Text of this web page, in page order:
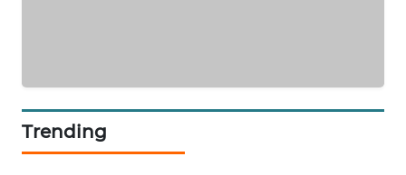
Trending
KONSUMEN
FORWAMKI